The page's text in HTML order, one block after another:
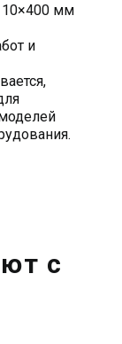
мм
и
с